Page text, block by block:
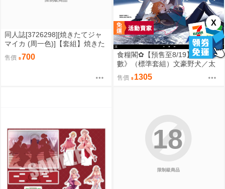
X
同人誌[3726298][焼きたてジャ
マイカ (周一色)]【套組】焼きた
てジャマイカ「学マス本」セッ
ト (學園偶像大師)
售價 700
食糧閣✿【預售至8/19】《振動
數》（標準套組）文豪野犬／太
宰治／中原中也／太中／同人／
邊境爆破
售價 1305
限制級商品
18